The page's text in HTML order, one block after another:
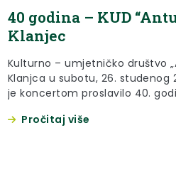
40 godina – KUD
Klanjec
Kulturno – umjetničko društvo
Klanjca u subotu, 26. studenog
je koncertom proslavilo 40.
Pročitaj više